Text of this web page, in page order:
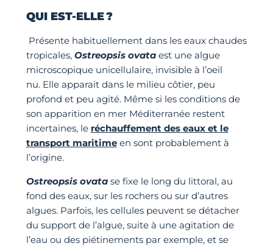
QUI EST-ELLE ?
Présente habituellement dans les eaux chaudes
tropicales, Ostreopsis ovataest une algue
microscopique unicellulaire, invisible à l’oeil
nu. Elle apparait dans le milieu côtier, peu
profond et peu agité. Même si les conditions de
son apparition en mer Méditerranée restent
incertaines, le réchauffement des eaux et le
transport maritimeen sont probablement à
l’origine.
Ostreopsis ovatase fixe le long du littoral, au
fond des eaux, sur les rochers ou sur d’autres
algues. Parfois, les cellules peuvent se détacher
du support de l’algue, suite à une agitation de
l’eau ou des piétinements par exemple, et se